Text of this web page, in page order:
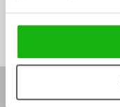
Vaše e-
Vaše e-
E-SHOP